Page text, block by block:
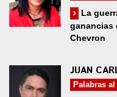
La
ganancias
Chevron
JUAN
Palabras